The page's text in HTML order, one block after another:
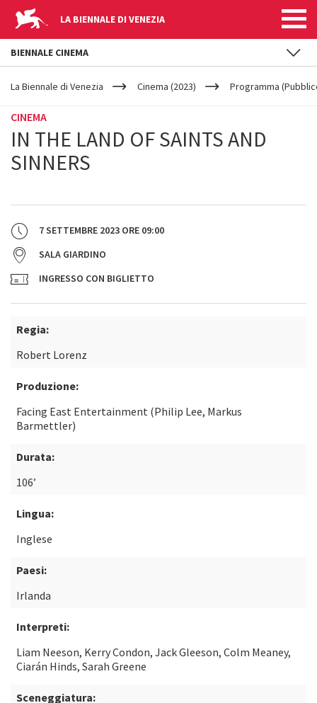
LA BIENNALE DI VENEZIA
YOUR
ARE
La Biennale di Venezia Cinema (2023) Programma
CINEMA
IN THE LAND OF SAINTS AND
SINNERS
7 SETTEMBRE 2023 ORE 09:00
SALA GIARDINO
INGRESSO CON BIGLIETTO
Regia:
Robert Lorenz
Produzione:
Facing East Entertainment (Philip Lee, Markus
Barmettler)
Durata:
106’
Lingua:
Inglese
Paesi:
Irlanda
Interpreti:
Liam Neeson, Kerry Condon, Jack Gleeson, Colm Meaney,
Ciarán Hinds, Sarah Greene
Sceneggiatura:
BIENNALE CINEMA